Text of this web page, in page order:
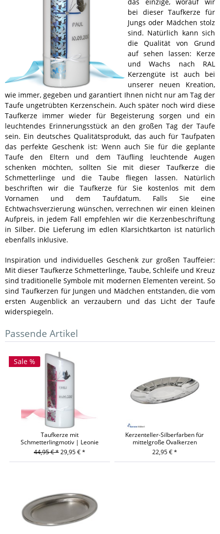
bei dieser Taufkerze für
Jungs oder Mädchen stolz
sind. Natürlich kann sich
die Qualität von Grund
auf sehen lassen: Kerze
und Wachs nach RAL
Kerzengüte ist auch bei
unserer neuen Kreation,
wie immer, gegeben und garantiert Ihnen nicht nur am Tag der
Taufe ungetrübten Kerzenschein. Auch später noch wird diese
Taufkerze immer wieder für Begeisterung sorgen und ein
leuchtendes Erinnerungsstück an den großen Tag der Taufe
sein. Ein deutsches Qualitätsprodukt, das auch für Taufpaten
das perfekte Geschenk ist: Wenn auch Sie für die geplante
Taufe den Eltern und dem Täufling leuchtende Augen
schenken möchten, sollten Sie mit dieser Taufkerze die
Schmetterlinge und die Taube fliegen lassen. Natürlich
beschriften wir die Taufkerze für Sie kostenlos mit dem
Vornamen und dem Taufdatum. Falls Sie eine
Echtwachsverzierung wünschen, verrechnen wir einen kleinen
Aufpreis, in jedem Fall empfehlen wir die Kerzenbeschriftung
in Silber. Die Lieferung im edlen Klarsichtkarton ist natürlich
ebenfalls inklusive.
Inspiration und individuelles Geschenk zur großen Tauffeier:
Mit dieser Taufkerze Schmetterlinge, Taube, Schleife und Kreuz
sind traditionelle Symbole mit modernen Elementen vereint. So
sind Taufkerzen für Jungen und Mädchen entstanden, die vom
ersten Augenblick an verzaubern und das Licht der Taufe
widerspiegeln.
Passende Artikel
Sale %
Taufkerze mit
Schmetterlingmotiv | Leonie
44,95 € *29,95 € *
Kerzenteller-Silberfarben für
mittelgroße Ovalkerzen
22,95 € *